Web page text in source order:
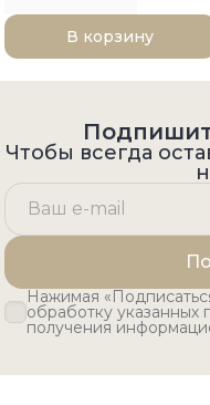
В корзину
Чтобы всегда
Нажимая
обработку указанных
получения